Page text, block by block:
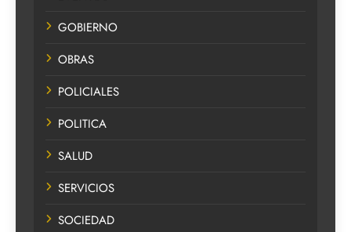
GOBIERNO
OBRAS
POLICIALES
POLITICA
SALUD
SERVICIOS
SOCIEDAD